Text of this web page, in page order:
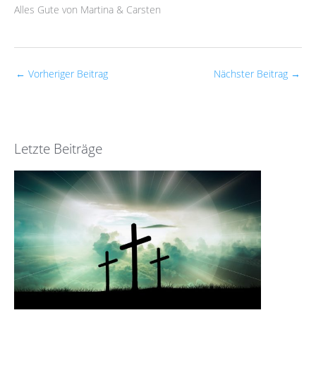
Alles Gute von Martina & Carsten
← Vorheriger Beitrag Nächster Beitrag →
Letzte Beiträge